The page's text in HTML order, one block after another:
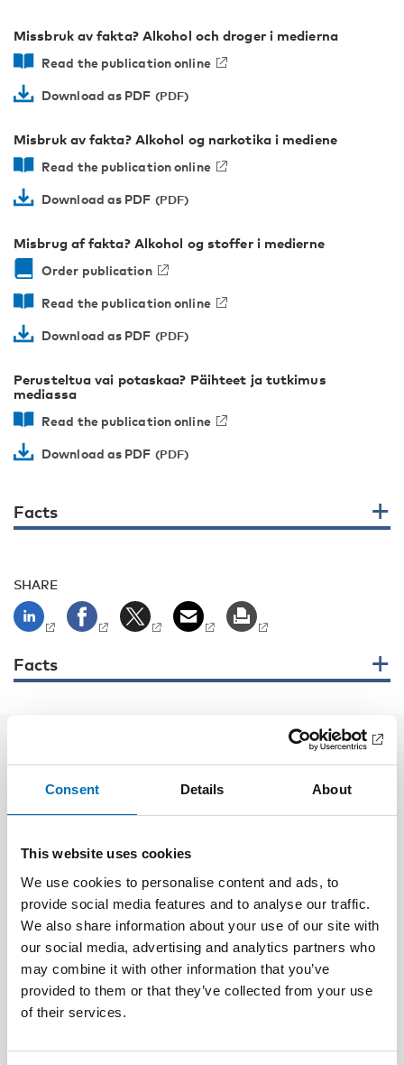
Consent Details About
This website uses cookies
We use cookies to personalise content and ads, to
provide social media features and to analyse our traffic.
We also share information about your use of our site with
our social media, advertising and analytics partners who
may combine it with other information that you’ve
provided to them or that they’ve collected from your use
of their services.
Missbruk av fakta? Alkohol och droger i medierna
Read the publication online
Download as PDF
Misbruk av fakta? Alkohol og narkotika i mediene
Read the publication online
Download as PDF
Misbrug af fakta? Alkohol og stoffer i medierne
Order publication
Read the publication online
Download as PDF
Perusteltua vai potaskaa? Päihteet ja tutkimus
mediassa
Read the publication online
Download as PDF
Facts
SHARE
Facts
Related content